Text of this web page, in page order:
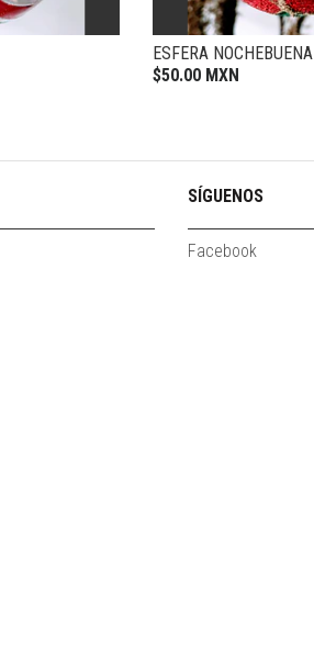
ESFERA NOCHEBUENA
$50.00 MXN
SÍGUENOS
Facebook